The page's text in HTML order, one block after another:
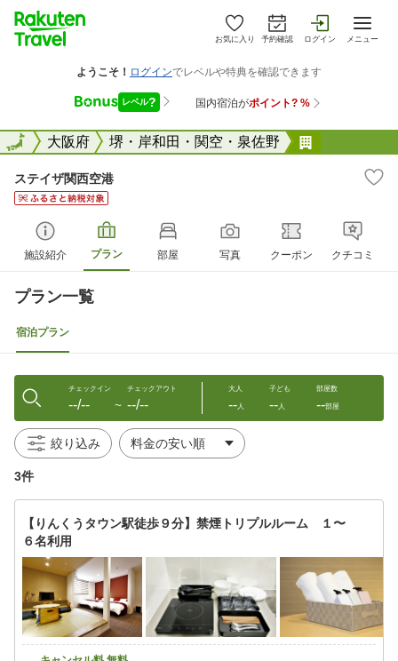
お気に入り 予約確認 ログイン メニュー
全国大阪府 堺・岸和田・関空・泉佐野
全国
ステイザ関西空港
施設紹介 プラン 部屋 写真 クーポン クチコミ
プラン一覧
宿泊プラン
チェックイン
--/-- 〜
チェックアウト
--/--
大人
--人
子ども
--人
部屋数
--部屋
絞り込み
3件
【りんくうタウン駅徒歩９分】禁煙トリプルルーム １〜
６名利用